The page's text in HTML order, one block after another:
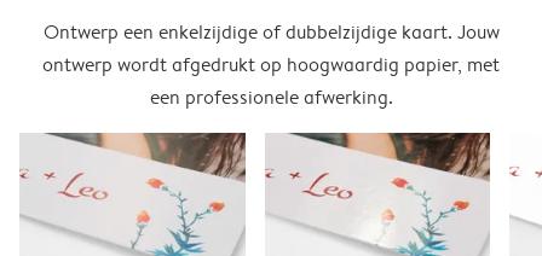
Ontwerp een enkelzijdige of dubbelzijdige kaart. Jouw
ontwerp wordt afgedrukt op hoogwaardig papier, met
een professionele afwerking.